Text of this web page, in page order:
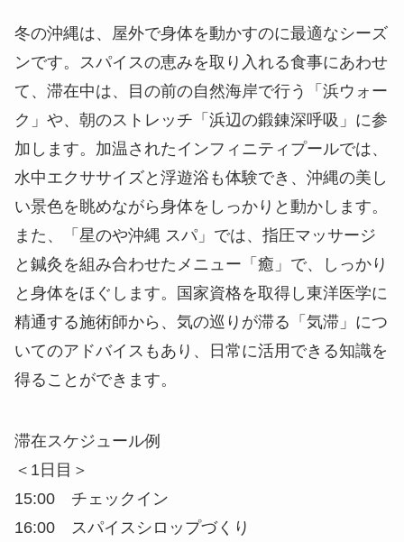
加します。加温されたインフィニティプールでは、
水中エクササイズと浮遊浴も体験でき、沖縄の美し
い景色を眺めながら身体をしっかりと動かします。
また、「星のや沖縄 スパ」では、指圧マッサージ
と鍼灸を組み合わせたメニュー「癒」で、しっかり
と身体をほぐします。国家資格を取得し東洋医学に
精通する施術師から、気の巡りが滞る「気滞」につ
いてのアドバイスもあり、日常に活用できる知識を
得ることができます。
滞在スケジュール例
＜1日目＞
15:00 チェックイン
18:00 夕食
＊別料金
21:00 夜の調律深呼吸
スパイス入浴セットでバスタイム
＜2日目＞